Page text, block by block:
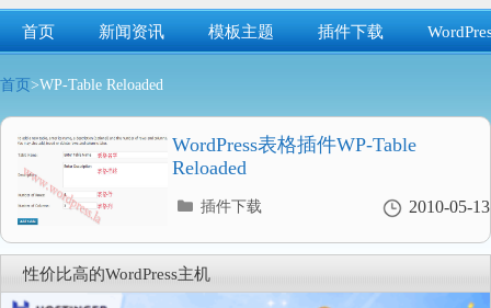
首页 新闻资讯 模板主题 插件下载
首页 >WP-Table Reloaded
WordPress表格插件WP-Table
Reloaded
2010-05-13
分
录
插件下载
性价比高的WordPress主机